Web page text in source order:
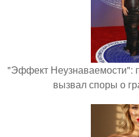
"Эффект Неузнаваемости":
вызвал споры о